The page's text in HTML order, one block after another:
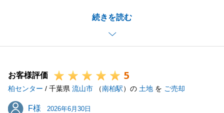
続きを読む
また、期待以上のお取引だったとのお褒めのお言葉を
いただき、身に余る光栄でございます。
等がございましたら、いつでもお気軽にお声がけいた
だけますと幸いです。
今後ともどうぞよろしくお願いいたします。
お客様評価 5
柏センター / 千葉県 流山市 （南柏駅）の 土地 を ご売却
F様
F様 2026年6月30日